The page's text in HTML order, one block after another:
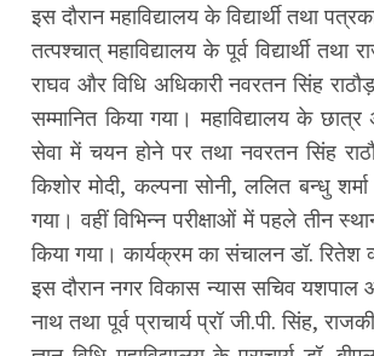
इस दौरान महाविद्यालय के विद्यार्थी तथा
तत्पश्चात् महाविद्यालय के पूर्व विद्यार्थी
राघव और विधि अधिकारी नवरतन सिंह
सम्मानित किया गया। महाविद्यालय के
सेवा में चयन होने पर तथा नवरतन सिंह
किशोर मोदी, कल्पना सोनी, ललित बन्धु
गया। वहीं विभिन्न परीक्षाओं में पहले तीन
किया गया। कार्यक्रम का संचालन डॉ. रितेश
इस दौरान नगर विकास न्यास सचिव यशपाल
नाथ तथा पूर्व प्राचार्य प्रॉ जी.पी. सिंह,